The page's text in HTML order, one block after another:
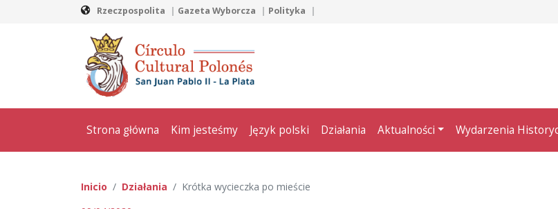
Rzeczpospolita Gazeta Wyborcza Polityka
Strona główna Kim jesteśmy Język polski Działania Aktualności Wydarzenia
Inicio Działania
Krótka wycieczka po mieście